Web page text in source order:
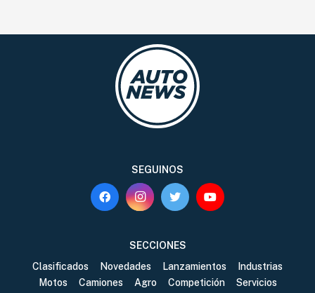
SEGUINOS
SECCIONES
Clasificados
Novedades Lanzamientos
Industrias
Motos
Camiones Agro Competición
Servicios